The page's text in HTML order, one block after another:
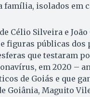
família, isolados em
Célio Silveira e
figuras públicas dos
que testaram
em 2020 –
de Goiás e que
Goiânia, Maguito